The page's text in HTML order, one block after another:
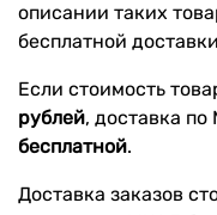
описании таких
бесплатной
Если стоимость
рублей, доставка
бесплатной.
Доставка заказов